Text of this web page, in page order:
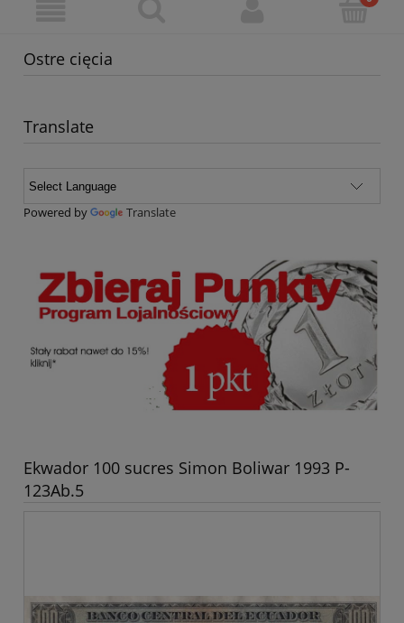
Ostre cięcia
Translate
Powered by Translate
Ekwador 100 sucres Simon Boliwar 1993 P-
123Ab.5